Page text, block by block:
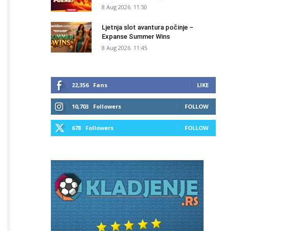
8 Aug 2026. 11:50
Ljetnja slot avantura počinje –
Expanse Summer Wins
8 Aug 2026. 11:45
22,356 Fans LIKE
10,703 Followers FOLLOW
678 Followers FOLLOW